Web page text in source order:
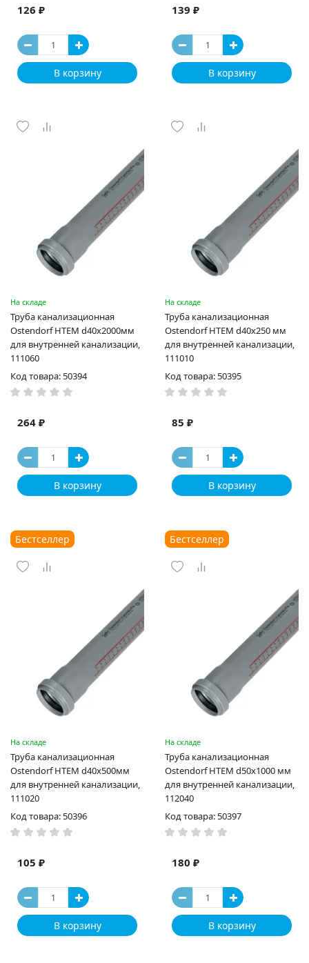
126 ₽
В корзину
139 ₽
В корзину
На складе
Труба канализационная
Ostendorf HTEM d40x2000мм
для внутренней канализации,
111060
Код товара: 50394
264 ₽
В корзину
На складе
Труба канализационная
Ostendorf HTEM d40x250 мм
для внутренней канализации,
111010
Код товара: 50395
85 ₽
В корзину
Бестселлер
На складе
Труба канализационная
Ostendorf HTEM d40x500мм
для внутренней канализации,
111020
Код товара: 50396
105 ₽
В корзину
Бестселлер
На складе
Труба канализационная
Ostendorf HTEM d50x1000 мм
для внутренней канализации,
112040
Код товара: 50397
180 ₽
В корзину